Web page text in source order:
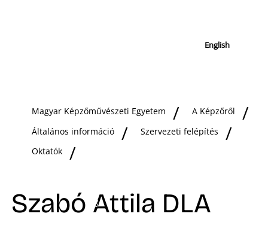
English
Magyar Képzőművészeti Egyetem
A Képzőről
Általános információ
Szervezeti felépítés
Oktatók
Szabó Attila DLA